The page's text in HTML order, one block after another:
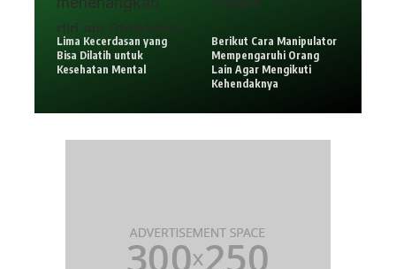
Lima Kecerdasan yang
Bisa Dilatih untuk
Kesehatan Mental
Berikut Cara Manipulator
Mempengaruhi Orang
Lain Agar Mengikuti
Kehendaknya